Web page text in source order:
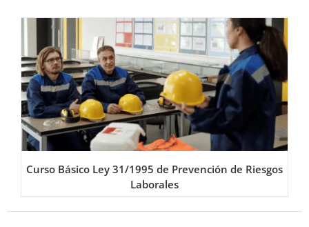
Curso Básico Ley 31/1995 de Prevención de Riesgos
Laborales